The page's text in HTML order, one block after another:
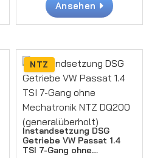
Ansehen
NTZ
Instandsetzung DSG
Getriebe VW Passat 1.4
TSI 7-Gang ohne